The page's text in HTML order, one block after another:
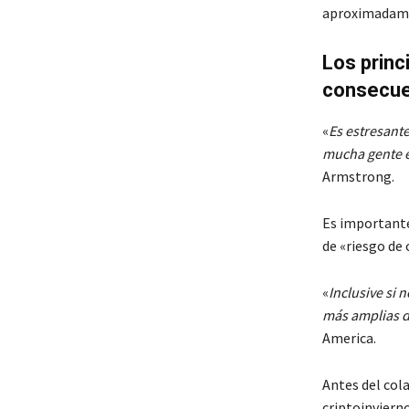
Los
«Es
mucha gente
Armstrong.
Es
de «riesgo
«Inclusive si
más amplias
America.
Antes del